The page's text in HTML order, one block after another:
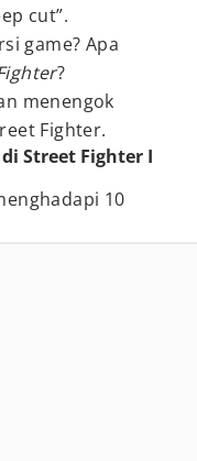
cut”.
game? Apa
?
menengok
Fighter.
Street Fighter I
10